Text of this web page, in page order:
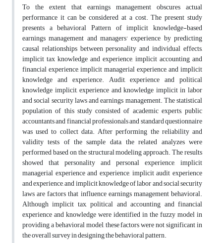
To the extent that earnings management obscures actual
performance it can be considered at a cost. The present study
presents a behavioral Pattern of implicit knowledge-based
earnings management and managers' experience by predicting
causal relationships between personality and individual effects,
implicit tax knowledge and experience, implicit accounting and
financial experience, implicit managerial experience, and implicit
knowledge and experience. Audit, experience and political
knowledge implicit, experience and knowledge implicit in labor
and social security laws and earnings management. The statistical
population of this study consisted of academic experts, public
accountants and financial professionals and standard questionnaire
was used to collect data. After performing the reliability and
validity tests of the sample data, the related analyzes were
performed based on the structural modeling approach. The results
showed that personality and personal experience, implicit
managerial experience and experience, implicit audit experience
and experience, and implicit knowledge of labor and social security
laws are factors that influence earnings management behavioral.
Although implicit tax, political and accounting and financial
experience and knowledge were identified in the fuzzy model in
providing a behavioral model, these factors were not significant in
the overall survey in designing the behavioral pattern.